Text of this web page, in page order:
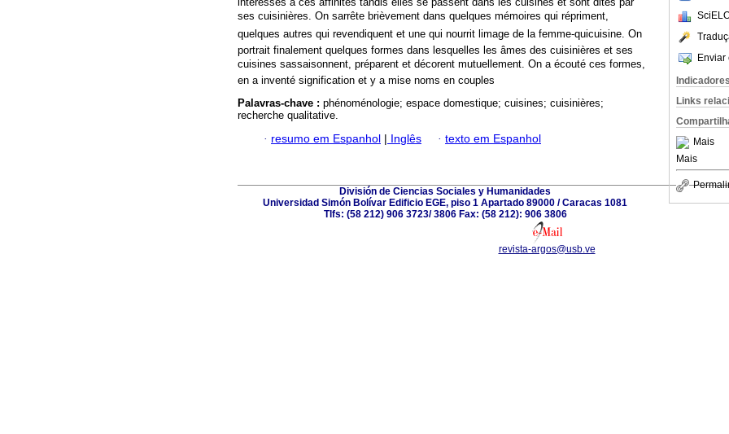
Enviar
Indicadores
Links
Mais
Mais
ses cuisinières. On sarrête brièvement dans quelques mémoires qui répriment,
quelques autres qui revendiquent et une qui nourrit limage de la femme-quicuisine. On
portrait finalement quelques formes dans lesquelles les âmes des cuisinières et ses
cuisines sassaisonnent, préparent et décorent mutuellement. On a écouté ces formes,
en a inventé signification et y a mise noms en couples
Palavras-chave : phénoménologie; espace domestique; cuisines; cuisinières;
recherche qualitative.
· resumo em Espanhol | Inglês · texto em Espanhol
División de Ciencias Sociales y Humanidades
Universidad Simón Bolívar Edificio EGE, piso 1 Apartado 89000 / Caracas 1081
Tlfs: (58 212) 906 3723/ 3806 Fax: (58 212): 906 3806
revista-argos@usb.ve